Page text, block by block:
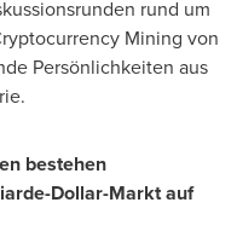
rund um
Mining von
Persönlichkeiten aus
bestehen
Dollar-Markt auf